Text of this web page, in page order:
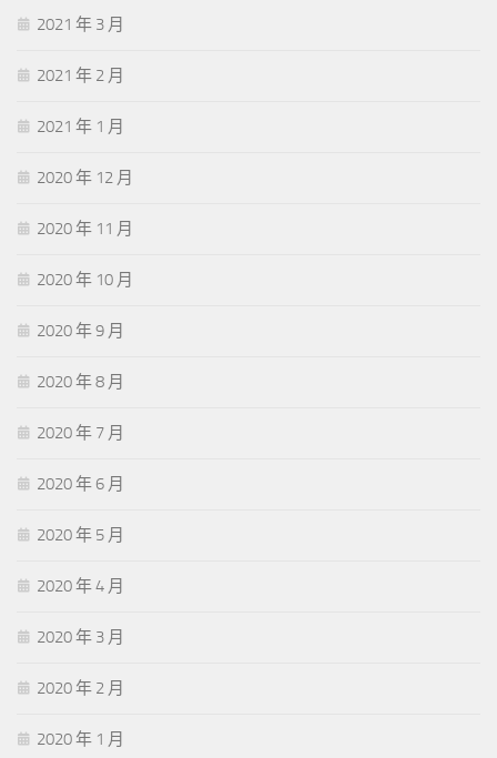
2021 年 3 月
2021 年 2 月
2021 年 1 月
2020 年 12 月
2020 年 11 月
2020 年 10 月
2020 年 9 月
2020 年 8 月
2020 年 7 月
2020 年 6 月
2020 年 5 月
2020 年 4 月
2020 年 3 月
2020 年 2 月
2020 年 1 月